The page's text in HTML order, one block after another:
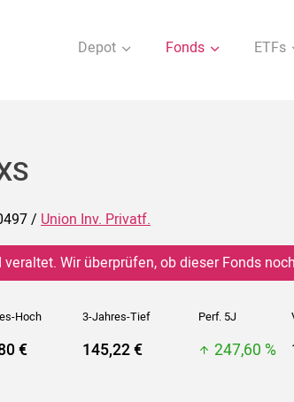
Depot Fonds ETFs
/ Union Inv. Privatf.
Wir überprüfen, ob dieser Fonds
Hoch 3-Jahres-Tief Perf. 5J
€ 145,22 € 247,60 %